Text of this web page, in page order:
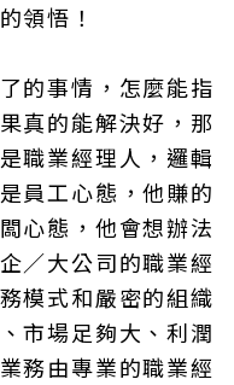
領悟！
的事情，怎麼能指
真的能解決好，那
職業經理人，邏輯
員工心態，他賺的
心態，他會想辦法
／大公司的職業經
模式和嚴密的組織
市場足夠大、利潤
務由專業的職業經